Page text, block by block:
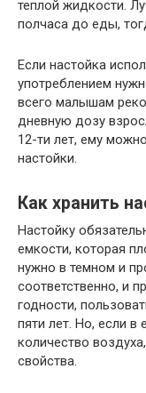
теплой жидкости.
полчаса до еды,
Если настойка
употреблением
всего малышам
дневную дозу
12-ти лет, ему
настойки.
Как хранить
Настойку
емкости, которая
нужно в темном и
соответственно, и
годности,
пяти лет. Но, если
количество
свойства.